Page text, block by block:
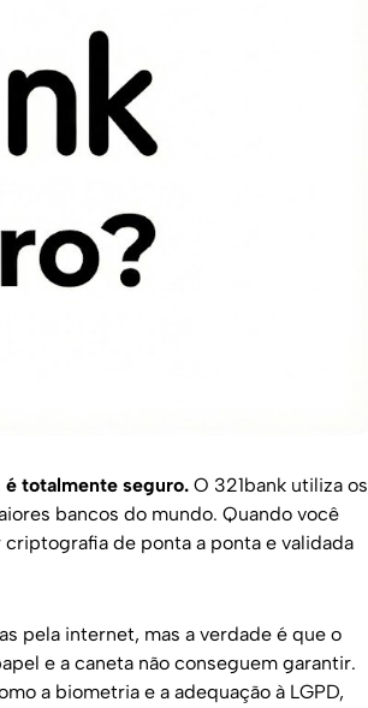
totalmente seguro. O 321bank utiliza os
bancos do mundo. Quando você
de ponta a ponta e validada
pela internet, mas a verdade é que o
e a caneta não conseguem garantir.
a biometria e a adequação à LGPD,